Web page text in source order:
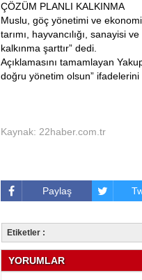
ÇÖZÜM PLANLI KALKINMA
Muslu, göç yönetimi ve
tarımı, hayvancılığı, sanayisi
kalkınma şarttır” dedi.
Açıklamasını tamamlayan
doğru yönetim olsun” ifadelerini
Kaynak: 22haber.com.tr
Paylaş
Etiketler :
YORUMLAR